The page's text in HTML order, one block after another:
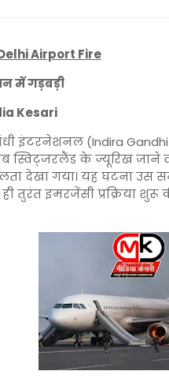
Airport Fire
में गड़बड़ी
Kesari
इंटरनेशनल (Indira
स्विट्जरलैंड के ज्यूरिख जाने
देखा गया। यह घटना उस
तुरंत इमरजेंसी प्रक्रिया